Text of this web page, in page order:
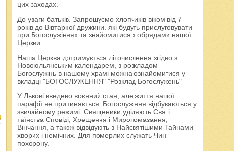
цих заходах.
До уваги батьків. Запрошуємо хлопчиків віком від 7
років до Вівтарної дружини, які будуть прислуговувати
при Богослужіннях та знайомитися з обрядами нашої
Церкви.
Наша Церква дотримується літочислення згідно з
Новоюльянським календарем, з розкладом
Богослужінь в нашому храмі можна ознайомитися у
вкладці "БОГОСЛУЖЕННЯ" "Розклад Богослужень"
У Львові введено воєнний стан, але життя нашої
парафії не припиняється: Богослужіння відбуваються у
звичайному режимі. Священики уділяють Святі
таїнства Сповіді, Хрещення і Миропомазання,
Вінчання, а також відвідують з Найсвятішими Тайнами
хворих і немічних. Для померлих служать Чин
похорону.